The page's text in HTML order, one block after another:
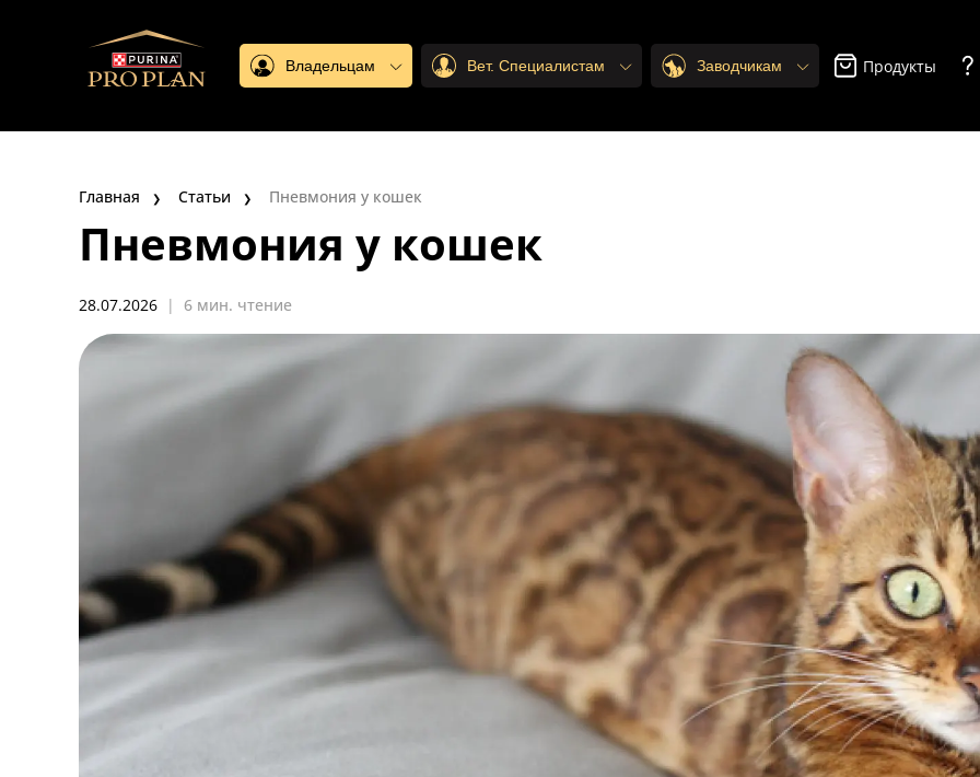
Владельцам Вет. Специалистам Заводчикам Продукты
Главная Статьи Пневмония у кошек
Пневмония у кошек
28.07.2026 | 6 мин. чтение